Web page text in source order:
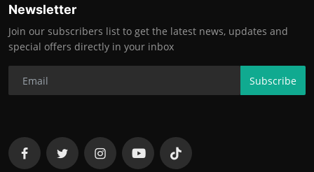
Newsletter
Join our subscribers list to get the latest news, updates and
special offers directly in your inbox
Subscribe